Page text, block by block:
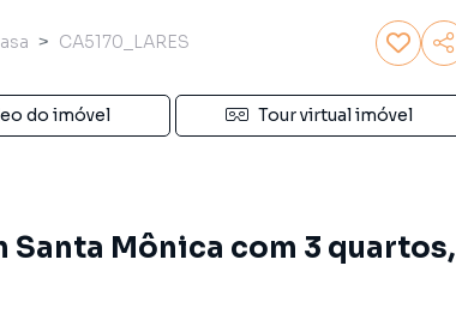
CA5170_LARES
do imóvel Tour virtual imóvel
Santa Mônica com 3 quartos,